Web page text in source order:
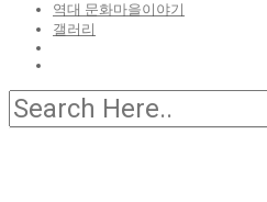
역대 문화마을이야기
갤러리